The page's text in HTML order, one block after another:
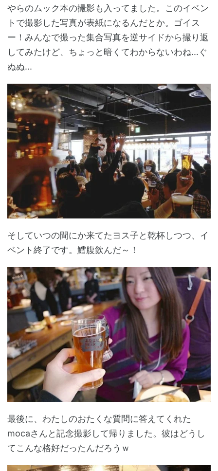
やらのムック本の撮影も入ってました。このイベン
トで撮影した写真が表紙になるんだとか。ゴイス
ー！みんなで撮った集合写真を逆サイドから撮り返
してみたけど、ちょっと暗くてわからないわね...ぐ
ぬぬ...
そしていつの間にか来てたヨス子と乾杯しつつ、イ
ベント終了です。鱈腹飲んだ～！
最後に、わたしのおたくな質問に答えてくれた
mocaさんと記念撮影して帰りました。彼はどうし
てこんな格好だったんだろうｗ